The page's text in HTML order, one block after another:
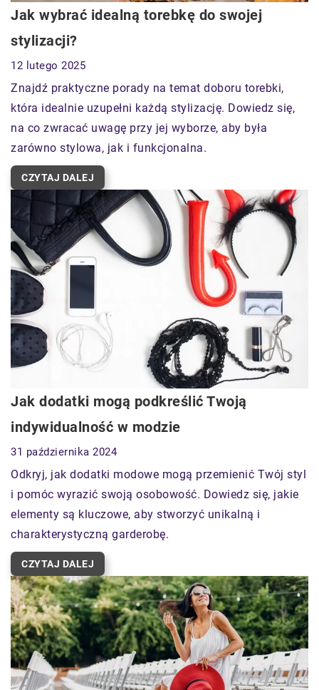
Jak wybrać idealną torebkę do swojej
stylizacji?
12 lutego 2025
Znajdź praktyczne porady na temat doboru torebki,
która idealnie uzupełni każdą stylizację. Dowiedz się,
na co zwracać uwagę przy jej wyborze, aby była
zarówno stylowa, jak i funkcjonalna.
CZYTAJ DALEJ
Jak dodatki mogą podkreślić Twoją
indywidualność w modzie
31 października 2024
Odkryj, jak dodatki modowe mogą przemienić Twój styl
i pomóc wyrazić swoją osobowość. Dowiedz się, jakie
elementy są kluczowe, aby stworzyć unikalną i
charakterystyczną garderobę.
CZYTAJ DALEJ